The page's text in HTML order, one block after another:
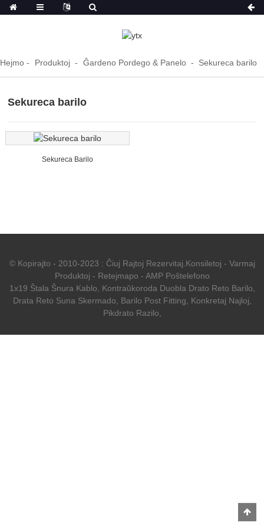
Hejmo Produktoj Ĝardeno Pordego & Panelo Sekureca barilo
Sekureca barilo
Sekureca Barilo
© Kopirajto - 2010-2023 : Ĉiuj Rajtoj Rezervitaj. Konsiletoj - Varmaj
Produktoj - Retejmapo - AMP Poŝtelefono
1x19 Ŝtala Ŝnura Kablo
Kontraŭkoroda Duobla Drato Reto Barilo
Drata Reto Suna Skermado
Barilo Post Fitting Konkretaj Najloj
Pikdrato Razilo